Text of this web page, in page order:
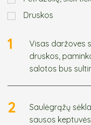
Druskos
1
Visas daržoves
druskos,
salotos bus
2
Saulėgrąžų
sausos keptuvės